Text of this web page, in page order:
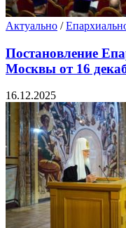
Актуально /
Постановление
Москвы от 16
16.12.2025